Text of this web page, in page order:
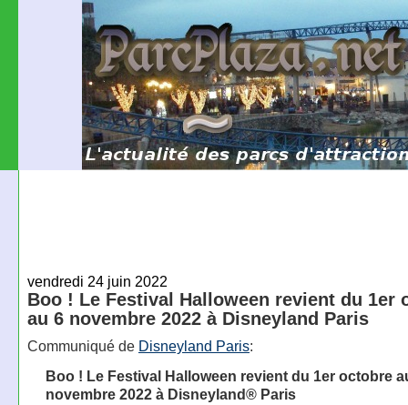
vendredi 24 juin 2022
Boo ! Le Festival Halloween revient du 1er
au 6 novembre 2022 à Disneyland Paris
Communiqué de Disneyland Paris:
Boo ! Le Festival Halloween revient du 1er octobre
novembre 2022 à Disneyland® Paris